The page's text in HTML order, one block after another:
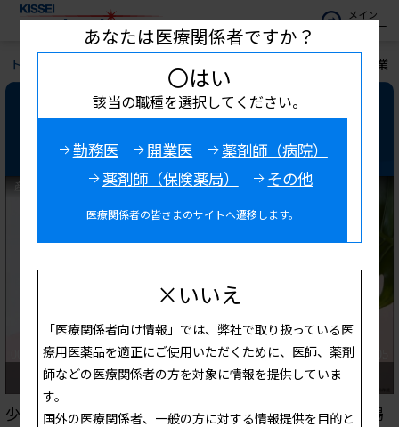
メイン
メニュー
トップ キッセイ診療サポート 産婦人科開
産婦人科開業医の視点で取り組む
プレコンセプションケア
少子化が進む秋田市で地域医療を担う産婦人科医の立場
あなたは医療関係者ですか？
〇はい
該当の職種を選択してください。
勤務医 開業医
薬剤師（病院）
薬剤師（保険薬局）
その他
医療関係者の皆さまのサイトへ遷移します。
×いいえ
「医療関係者向け情報」では、弊社で取り扱っている医
療用医薬品を適正にご使用いただくために、医師、薬剤
師などの医療関係者の方を対象に情報を提供していま
す。
国外の医療関係者、一般の方に対する情報提供を目的と